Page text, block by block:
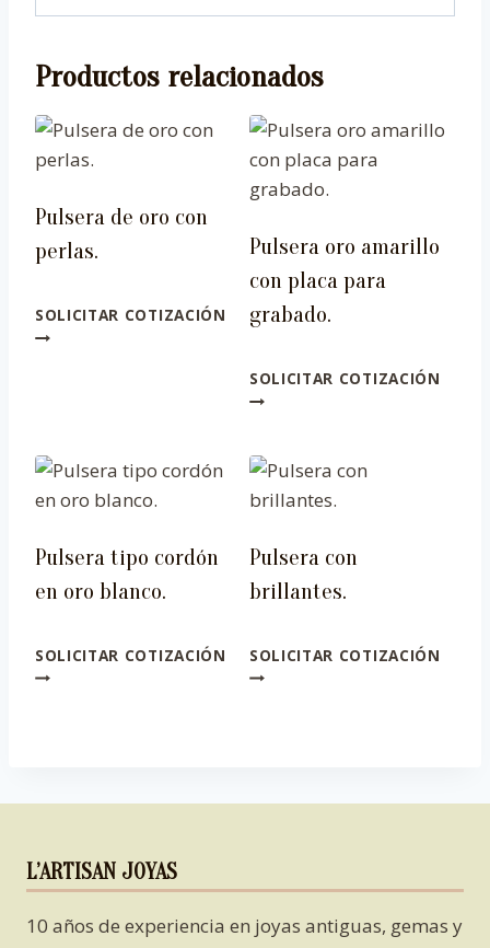
Productos relacionados
Pulsera de oro con
perlas.
SOLICITAR COTIZACIÓN
Pulsera oro amarillo
con placa para
grabado.
SOLICITAR COTIZACIÓN
Pulsera tipo cordón
en oro blanco.
SOLICITAR COTIZACIÓN
Pulsera con
brillantes.
SOLICITAR COTIZACIÓN
L’ARTISAN JOYAS
10 años de experiencia en joyas antiguas, gemas y